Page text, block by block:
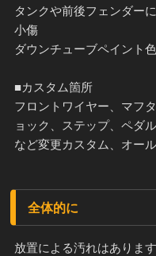
タンクや前後フェンダー
小傷
ダウンチューブペイント
■カスタム箇所
フロントワイヤー、マフ
ョック、ステップ、ペダル
など変更カスタム、オー
全体的に
放置による汚れはありま